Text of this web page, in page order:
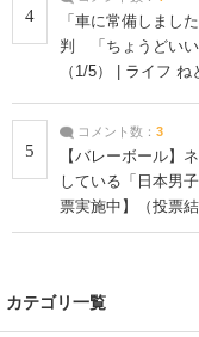
4
「車に常備しまし
判 「ちょうどいい
（1/5） | ライフ
5
コメント数： 3
【バレーボール】
している「日本男
票実施中】（投票
カテゴリ一覧